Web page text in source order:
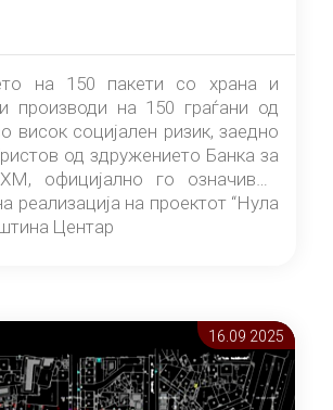
на 150 пакети со храна и
производи на 150 граѓани од
висок социјален ризик, заедно
од здружението Банка за
официјално го означивме
реализација на проектот “Нула
Центар
16.09 2025